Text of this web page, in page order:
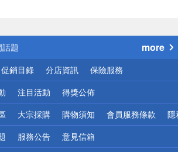
公告
題
優惠
區配送
網頁！請小心！
more
促銷目錄 分店資訊 保險服務
注目活動 得獎公佈
大宗採購 購物須知 會員服務條款 隱
服務公告 意見信箱